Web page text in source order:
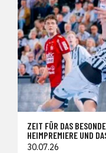
ZEIT FÜR DAS
HEIMPREMIERE UND
30.07.26